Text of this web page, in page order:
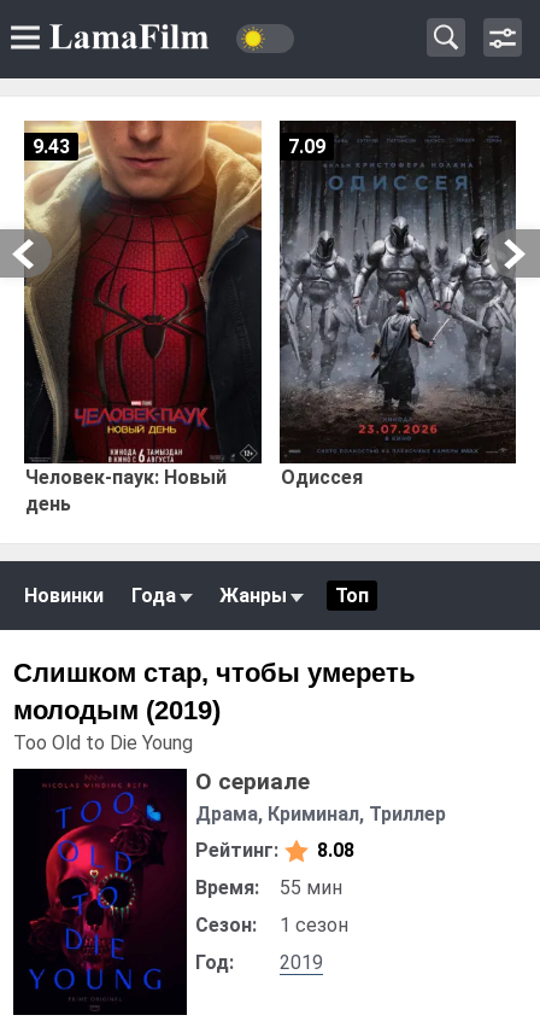
Человек-паук: Новый
день
9.43
Одиссея
7.09
Новинки Года Жанры Топ
Слишком стар, чтобы умереть
молодым (2019)
Too Old to Die Young
О сериале
Драма, Криминал, Триллер
Рейтинг:
8.08
Время:
55 мин
Сезон:
1 сезон
Год:
2019